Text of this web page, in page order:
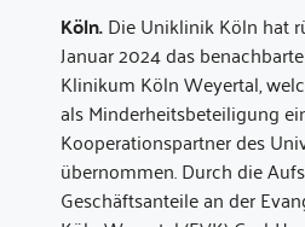
Köln.Die Uniklinik Köln hat
Januar 2024 das
Klinikum Köln Weyertal,
als Minderheitsbeteiligung
Kooperationspartner des
übernommen. Durch die
Geschäftsanteile an der